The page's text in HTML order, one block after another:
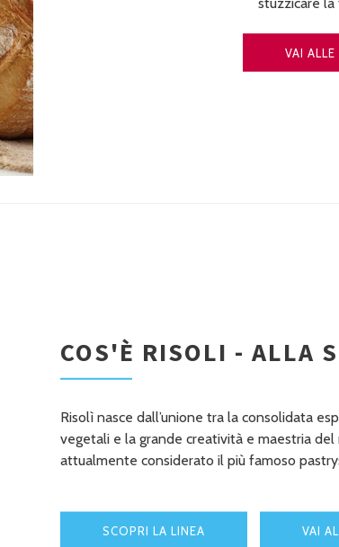
VAI
COS'È RISOLI - ALLA
Risolì nasce dall’unione tra la consolidata
vegetali e la grande creatività e maestria
attualmente considerato il più famoso
SCOPRI LA LINEA VAI